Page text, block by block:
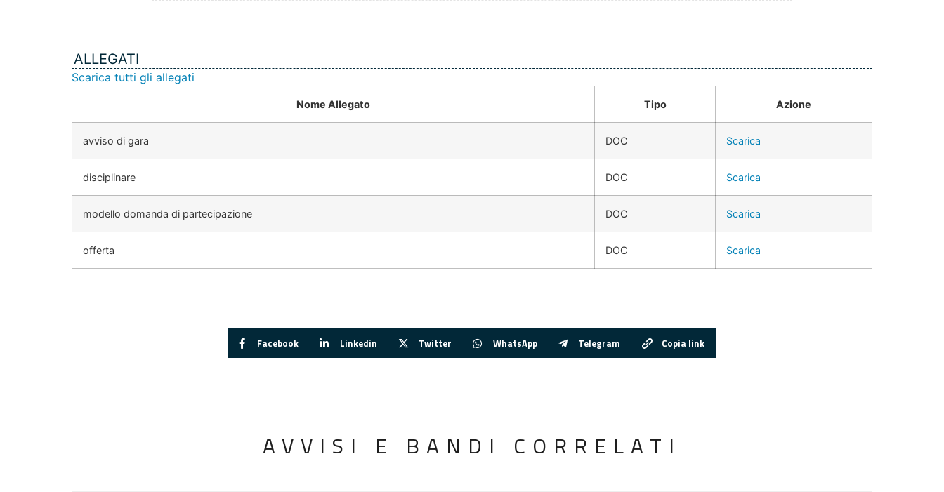
ALLEGATI
Scarica tutti gli allegati
Nome Allegato Tipo Azione
avviso di gara DOC Scarica
disciplinare DOC Scarica
modello domanda di partecipazione DOC Scarica
offerta DOC Scarica
Facebook Linkedin Twitter WhatsApp Telegram Copia link
AVVISI E BANDI CORRELATI